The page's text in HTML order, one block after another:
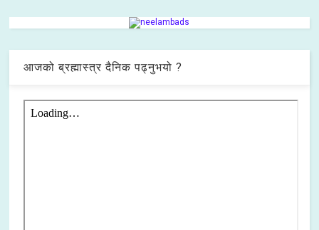
आजको ब्रह्मास्त्र दैनिक पढ्नुभयो ?